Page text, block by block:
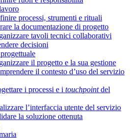
processi, strumenti e rituali
la documentazione di progetto
tavoli tecnici collaborativi
decisioni
il progetto e la sua gestione
il contesto d’uso del servizio
i processi e i touchpointdel
l’interfaccia utente del servizio
la soluzione ottenuta